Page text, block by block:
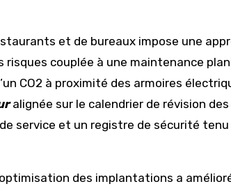
et de bureaux impose une
couplée à une maintenance
CO2 à proximité des armoires
alignée sur le calendrier de révision
service et un registre de sécurité
des implantations a